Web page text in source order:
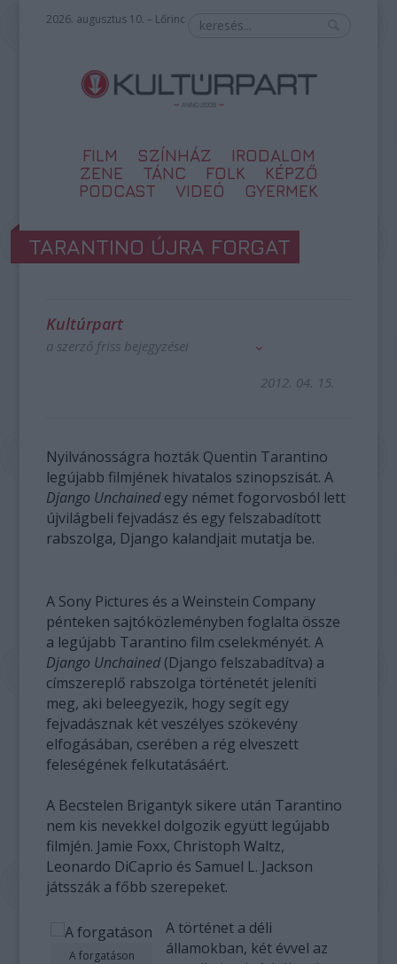
2026. augusztus 10. – Lőrinc
FILM SZÍNHÁZ
IRODALOM
ZENE
TÁNC FOLK
KÉPZŐ
PODCAST
VIDEÓ GYERMEK
TARANTINO ÚJRA FORGAT
Kultúrpart
a szerző friss bejegyzései
2012. 04. 15.
Nyilvánosságra hozták Quentin Tarantino
legújabb filmjének hivatalos szinopszisát. A
Django Unchainedegy német fogorvosból lett
újvilágbeli fejvadász és egy felszabadított
rabszolga, Django kalandjait mutatja be.
A Sony Pictures és a Weinstein Company
pénteken sajtóközleményben foglalta össze
a legújabb Tarantino film cselekményét. A
Django Unchained(Django felszabadítva) a
címszereplő rabszolga történetét jeleníti
meg, aki beleegyezik, hogy segít egy
fejvadásznak két veszélyes szökevény
elfogásában, cserében a rég elveszett
feleségének felkutatásáért.
A Becstelen Brigantyk sikere után Tarantino
nem kis nevekkel dolgozik együtt legújabb
filmjén. Jamie Foxx, Christoph Waltz,
Leonardo DiCaprio és Samuel L. Jackson
játsszák a főbb szerepeket.
A forgatáson
A történet a déli
államokban, két évvel az